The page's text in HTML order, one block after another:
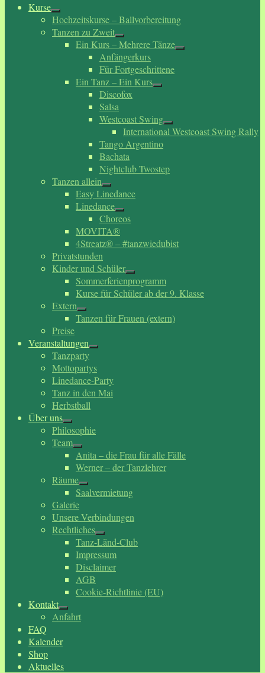
Kurse
Hochzeitskurse – Ballvorbereitung
Tanzen zu Zweit
Ein Kurs – Mehrere Tänze
Anfängerkurs
Für Fortgeschrittene
Ein Tanz – Ein Kurs
Discofox
Salsa
Westcoast Swing
International Westcoast Swing Rally
Tango Argentino
Bachata
Nightclub Twostep
Tanzen allein
Easy Linedance
Linedance
Choreos
MOVITA®
4Streatz® – #tanzwiedubist
Privatstunden
Kinder und Schüler
Sommerferienprogramm
Kurse für Schüler ab der 9. Klasse
Extern
Tanzen für Frauen (extern)
Preise
Veranstaltungen
Tanzparty
Mottopartys
Linedance-Party
Tanz in den Mai
Herbstball
Über uns
Philosophie
Team
Anita – die Frau für alle Fälle
Werner – der Tanzlehrer
Räume
Saalvermietung
Galerie
Unsere Verbindungen
Rechtliches
Tanz-Länd-Club
Impressum
Disclaimer
AGB
Cookie-Richtlinie (EU)
Kontakt
Anfahrt
FAQ
Kalender
Shop
Aktuelles